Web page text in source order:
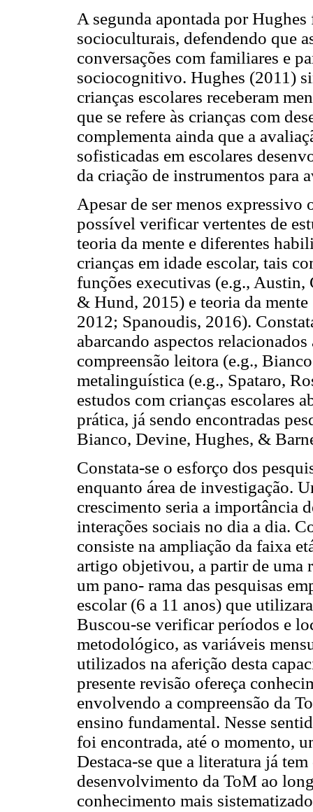
A segunda apontada por
socioculturais, defendendo que
conversações com familiares e
sociocognitivo. Hughes (2011)
crianças escolares receberam
que se refere às crianças com
complementa ainda que a
sofisticadas em escolares
da criação de instrumentos para
Apesar de ser menos
possível verificar vertentes de
teoria da mente e diferentes
crianças em idade escolar, tais
funções executivas (e.g.,
& Hund, 2015) e teoria da
2012; Spanoudis, 2016).
abarcando aspectos
compreensão leitora (e.g.,
metalinguística (e.g., Spataro,
estudos com crianças escolares
prática, já sendo encontradas
Bianco, Devine, Hughes, &
Constata-se o esforço dos
enquanto área de investigação.
crescimento seria a importância
interações sociais no dia a dia.
consiste na ampliação da faixa
artigo objetivou, a partir de uma
um pano- rama das pesquisas
escolar (6 a 11 anos) que
Buscou-se verificar períodos e
metodológico, as variáveis
utilizados na aferição desta
presente revisão ofereça
envolvendo a compreensão da
ensino fundamental. Nesse
foi encontrada, até o momento,
Destaca-se que a literatura já
desenvolvimento da ToM ao
conhecimento mais